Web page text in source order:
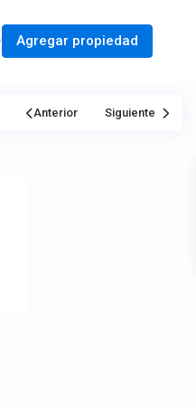
Agregar propiedad
Anterior Siguiente